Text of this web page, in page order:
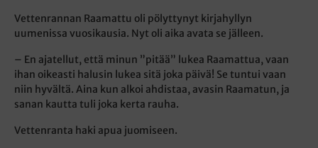
Vettenrannan Raamattu oli pölyttynyt kirjahyllyn
uumenissa vuosikausia. Nyt oli aika avata se jälleen.
– En ajatellut, että minun ”pitää” lukea Raamattua, vaan
ihan oikeasti halusin lukea sitä joka päivä! Se tuntui vaan
niin hyvältä. Aina kun alkoi ahdistaa, avasin Raamatun, ja
sanan kautta tuli joka kerta rauha.
Vettenranta haki apua juomiseen.